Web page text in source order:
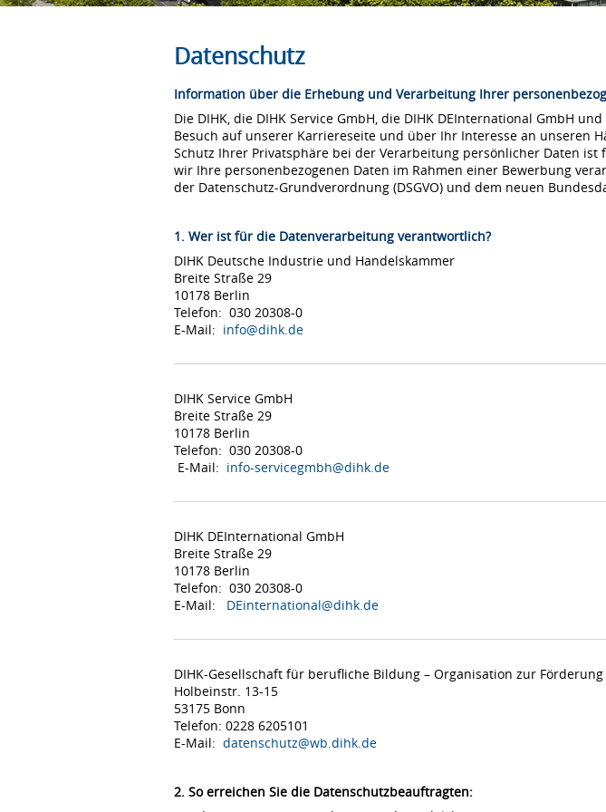
Datenschutz
Information über die Erhebung und Verarbeitung Ihrer
Die DIHK, die DIHK Service GmbH, die DIHK DEInternational GmbH
Besuch auf unserer Karriereseite und über Ihr Interesse an unseren
Schutz Ihrer Privatsphäre bei der Verarbeitung persönlicher Daten
wir Ihre personenbezogenen Daten im Rahmen einer Bewerbung
der Datenschutz-Grundverordnung (DSGVO) und dem neuen
1. Wer ist für die Datenverarbeitung verantwortlich?
DIHK Deutsche Industrie und Handelskammer
Breite Straße 29
10178 Berlin
Telefon: 030 20308-0
E-Mail: info@dihk.de
DIHK Service GmbH
Breite Straße 29
10178 Berlin
Telefon: 030 20308-0
E-Mail: info-servicegmbh@dihk.de
DIHK DEInternational GmbH
Breite Straße 29
10178 Berlin
Telefon: 030 20308-0
E-Mail: DEinternational@dihk.de
DIHK-Gesellschaft für berufliche Bildung – Organisation zur
Holbeinstr. 13-15
53175 Bonn
Telefon: 0228 6205101
E-Mail: datenschutz@wb.dihk.de
2. So erreichen Sie die Datenschutzbeauftragten: